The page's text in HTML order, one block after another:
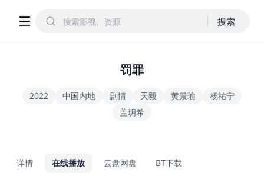
搜索
罚罪
2022 中国内地 剧情 天毅 黄景瑜
杨祐宁
盖玥希
详情 在线播放 云盘网盘 BT下载